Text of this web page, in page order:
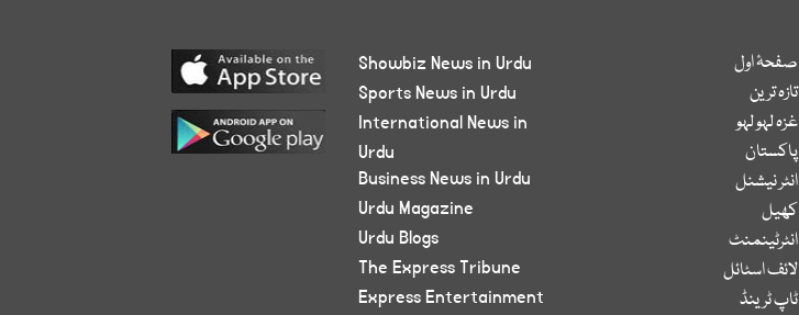
صفحۂ اول
تازہ ترین
غزہ لہو لہو
پاکستان
انٹر نیشنل
کھیل
انٹرٹینمنٹ
لائف اسٹائل
ٹاپ ٹرینڈ
Showbiz News in Urdu
Sports News in Urdu
International News in
Urdu
Business News in Urdu
Urdu Magazine
Urdu Blogs
The Express Tribune
Express Entertainment